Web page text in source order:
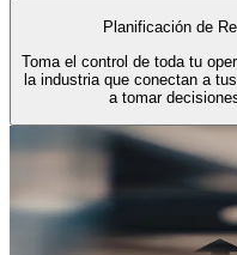
Planificación de
Toma el control de toda tu
la industria que conectan a
a tomar